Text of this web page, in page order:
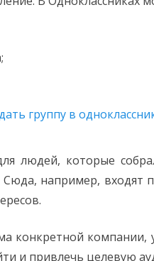
людей, которые
например, входят
конкретной компании,
и привлечь целевую